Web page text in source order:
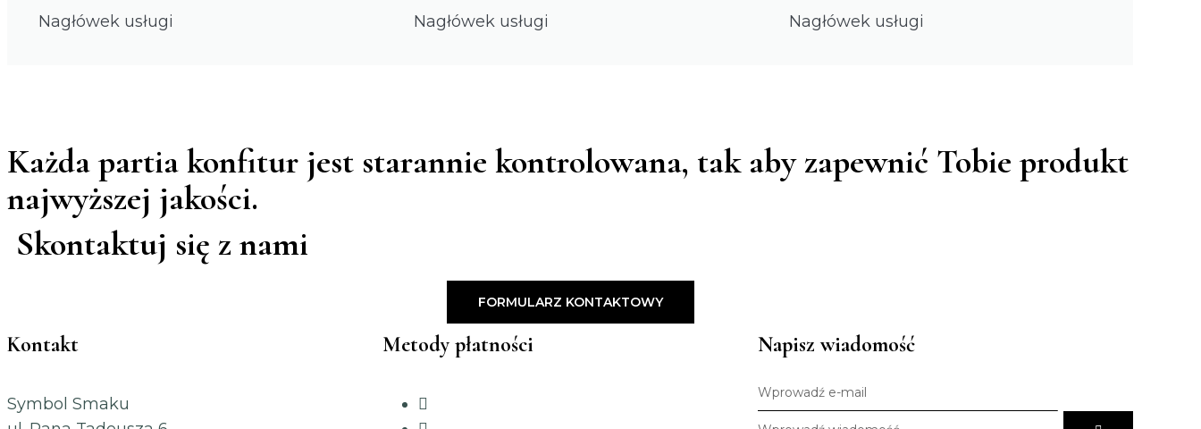
Nagłówek usługi Nagłówek usługi Nagłówek usługi
Każda partia konfitur jest starannie kontrolowana, tak aby zapewnić Tobie produkt
najwyższej jakości.
Skontaktuj się z nami
FORMULARZ KONTAKTOWY
Kontakt
Symbol Smaku
Metody płatności Napisz wiadomość